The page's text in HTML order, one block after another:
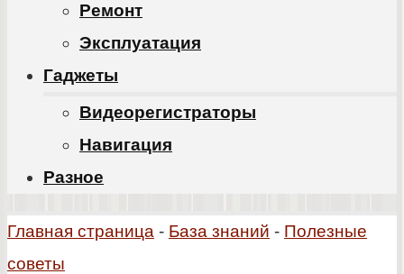
Ремонт
Эксплуатация
Гаджеты
Видеорегистраторы
Навигация
Разное
Главная страница - База знаний - Полезные
советы